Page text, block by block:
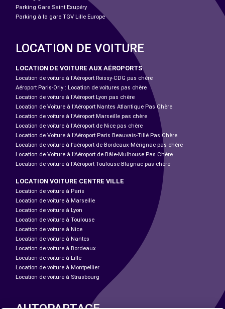
Parking Gare Saint Exupéry
Parking à la gare TGV Lille Europe
LOCATION DE VOITURE
LOCATION DE VOITURE AUX AÉROPORTS
Location de voiture à l'Aéroport Roissy-CDG pas chère
Aéroport Paris-Orly : Location de voitures pas chère
Location de voiture à l'Aéroport Lyon pas chère
Location de Voiture à l'Aéroport Nantes Atlantique Pas Chère
Location de voiture à l'Aéroport Marseille pas chère
Location de voiture à l'Aéroport de Nice pas chère
Location de Voiture à l'Aéroport Paris Beauvais-Tillé Pas Chère
Location de voiture à l’aéroport de Bordeaux-Mérignac pas chère
Location de Voiture à l'Aéroport de Bâle-Mulhouse Pas Chère
Location de voiture à l'Aéroport Toulouse-Blagnac pas chère
LOCATION VOITURE CENTRE VILLE
Location de voiture à Paris
Location de voiture à Marseille
Location de voiture à Lyon
Location de voiture à Toulouse
Location de voiture à Nice
Location de voiture à Nantes
Location de voiture à Bordeaux
Location de voiture à Lille
Location de voiture à Montpellier
Location de voiture à Strasbourg